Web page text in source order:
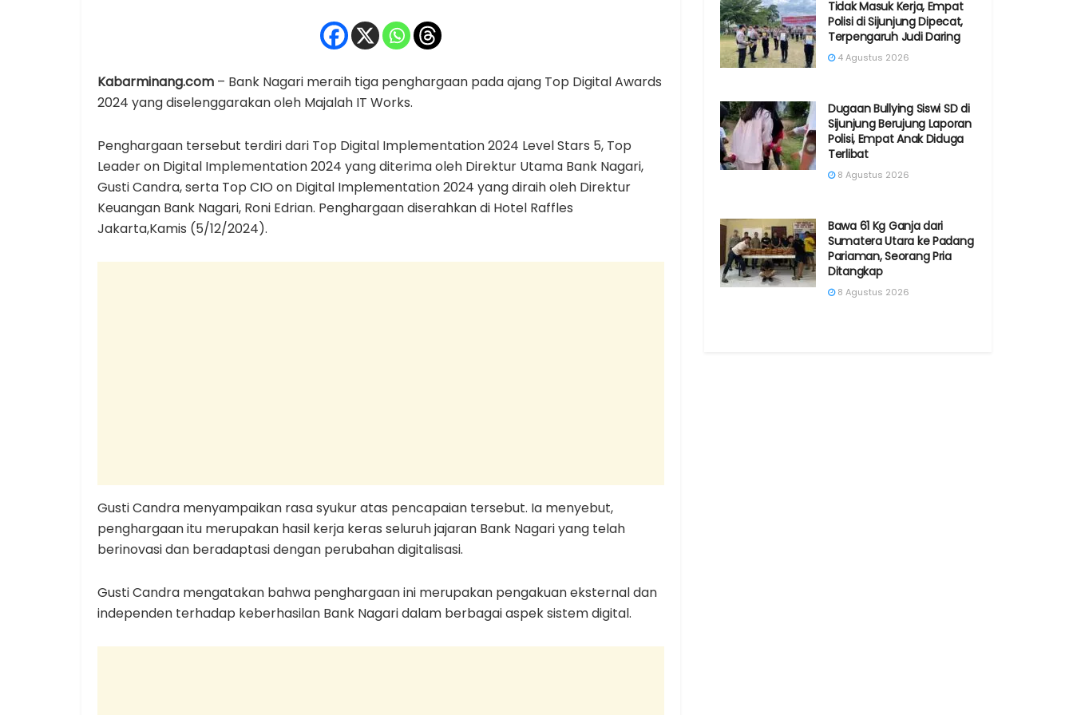
Kabarminang.com – Bank Nagari meraih tiga penghargaan pada ajang Top Digital Awards
2024 yang diselenggarakan oleh Majalah IT Works.
Penghargaan tersebut terdiri dari Top Digital Implementation 2024 Level Stars 5, Top
Leader on Digital Implementation 2024 yang diterima oleh Direktur Utama Bank Nagari,
Gusti Candra, serta Top CIO on Digital Implementation 2024 yang diraih oleh Direktur
Keuangan Bank Nagari, Roni Edrian. Penghargaan diserahkan di Hotel Raffles
Jakarta,Kamis (5/12/2024).
Gusti Candra menyampaikan rasa syukur atas pencapaian tersebut. Ia menyebut,
penghargaan itu merupakan hasil kerja keras seluruh jajaran Bank Nagari yang telah
berinovasi dan beradaptasi dengan perubahan digitalisasi.
Gusti Candra mengatakan bahwa penghargaan ini merupakan pengakuan eksternal dan
independen terhadap keberhasilan Bank Nagari dalam berbagai aspek sistem digital.
Tidak Masuk Kerja, Empat
Polisi di Sijunjung Dipecat,
Terpengaruh Judi Daring
4 Agustus 2026
Dugaan Bullying Siswi SD di
Sijunjung Berujung Laporan
Polisi, Empat Anak Diduga
Terlibat
8 Agustus 2026
Bawa 61 Kg Ganja dari
Sumatera Utara ke Padang
Pariaman, Seorang Pria
Ditangkap
8 Agustus 2026